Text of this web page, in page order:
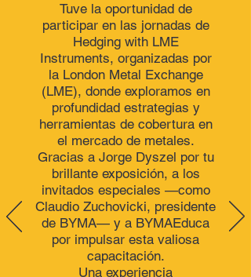
Tuve la oportunidad de
participar en las jornadas de
Hedging with LME
Instruments, organizadas por
la London Metal Exchange
(LME), donde exploramos en
profundidad estrategias y
herramientas de cobertura en
el mercado de metales.
Gracias a Jorge Dyszel por tu
brillante exposición, a los
invitados especiales —como
Claudio Zuchovicki, presidente
de BYMA— y a BYMAEduca
por impulsar esta valiosa
capacitación.
Una experiencia